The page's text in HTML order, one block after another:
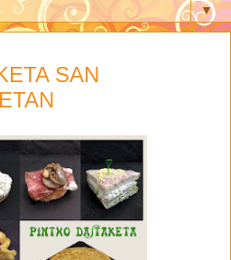
▼
SAN